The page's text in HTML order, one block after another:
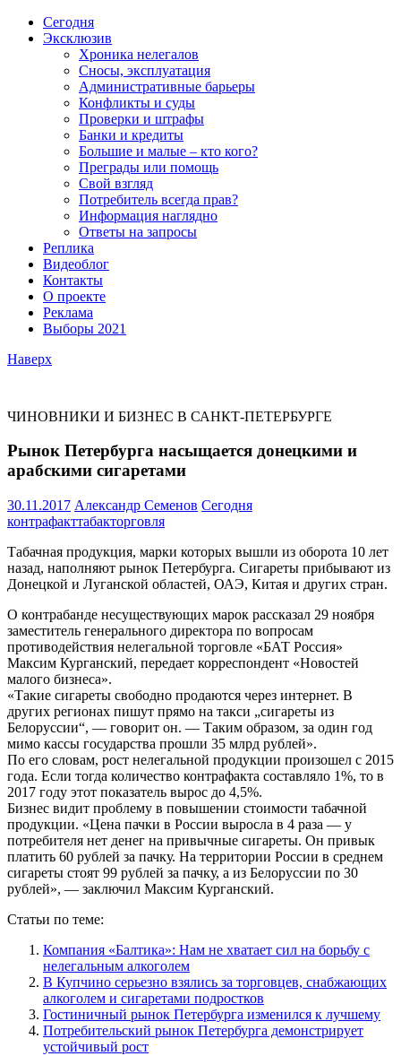
Сегодня
Эксклюзив
Хроника нелегалов
Сносы, эксплуатация
Административные барьеры
Конфликты и суды
Проверки и штрафы
Банки и кредиты
Большие и малые – кто кого?
Преграды или помощь
Свой взгляд
Потребитель всегда прав?
Информация наглядно
Ответы на запросы
Реплика
Видеоблог
Контакты
О проекте
Реклама
Выборы 2021
Наверх
ЧИНОВНИКИ И БИЗНЕС В САНКТ-ПЕТЕРБУРГЕ
Рынок Петербурга насыщается донецкими и
арабскими сигаретами
30.11.2017 Александр Семенов Сегодня
контрафакттабакторговля
Табачная продукция, марки которых вышли из оборота 10 лет
назад, наполняют рынок Петербурга. Сигареты прибывают из
Донецкой и Луганской областей, ОАЭ, Китая и других стран.
О контрабанде несуществующих марок рассказал 29 ноября
заместитель генерального директора по вопросам
противодействия нелегальной торговле «БАТ Россия»
Максим Курганский, передает корреспондент «Новостей
малого бизнеса».
«Такие сигареты свободно продаются через интернет. В
других регионах пишут прямо на такси „сигареты из
Белоруссии“, — говорит он. — Таким образом, за один год
мимо кассы государства прошли 35 млрд рублей».
По его словам, рост нелегальной продукции произошел с 2015
года. Если тогда количество контрафакта составляло 1%, то в
2017 году этот показатель вырос до 4,5%.
Бизнес видит проблему в повышении стоимости табачной
продукции. «Цена пачки в России выросла в 4 раза — у
потребителя нет денег на привычные сигареты. Он привык
платить 60 рублей за пачку. На территории России в среднем
сигареты стоят 99 рублей за пачку, а из Белоруссии по 30
рублей», — заключил Максим Курганский.
Статьи по теме:
Компания «Балтика»: Нам не хватает сил на борьбу с
нелегальным алкоголем
В Купчино серьезно взялись за торговцев, снабжающих
алкоголем и сигаретами подростков
Гостиничный рынок Петербурга изменился к лучшему
Потребительский рынок Петербурга демонстрирует
устойчивый рост